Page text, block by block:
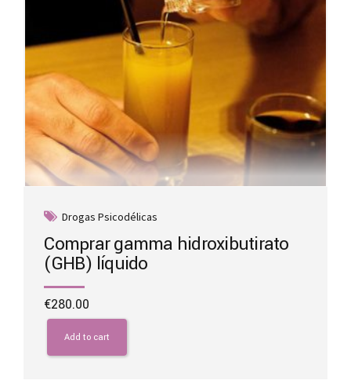
Drogas Psicodélicas
Comprar gamma hidroxibutirato
(GHB) líquido
€280.00
Add to cart